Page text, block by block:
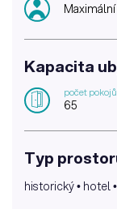
Kapacita
počet pokojů
65
Typ
historický • hotel